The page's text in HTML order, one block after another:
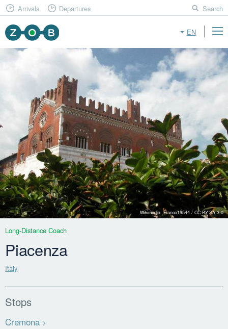
EN
Arrivals Departures Search
Wikimedia: Franco19544 / CC BY-SA 3.0
Long-Distance Coach
Piacenza
Italy
Stops
Cremona